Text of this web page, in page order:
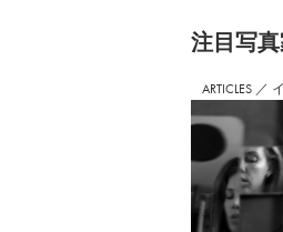
注⽬写
ARTICLES ／